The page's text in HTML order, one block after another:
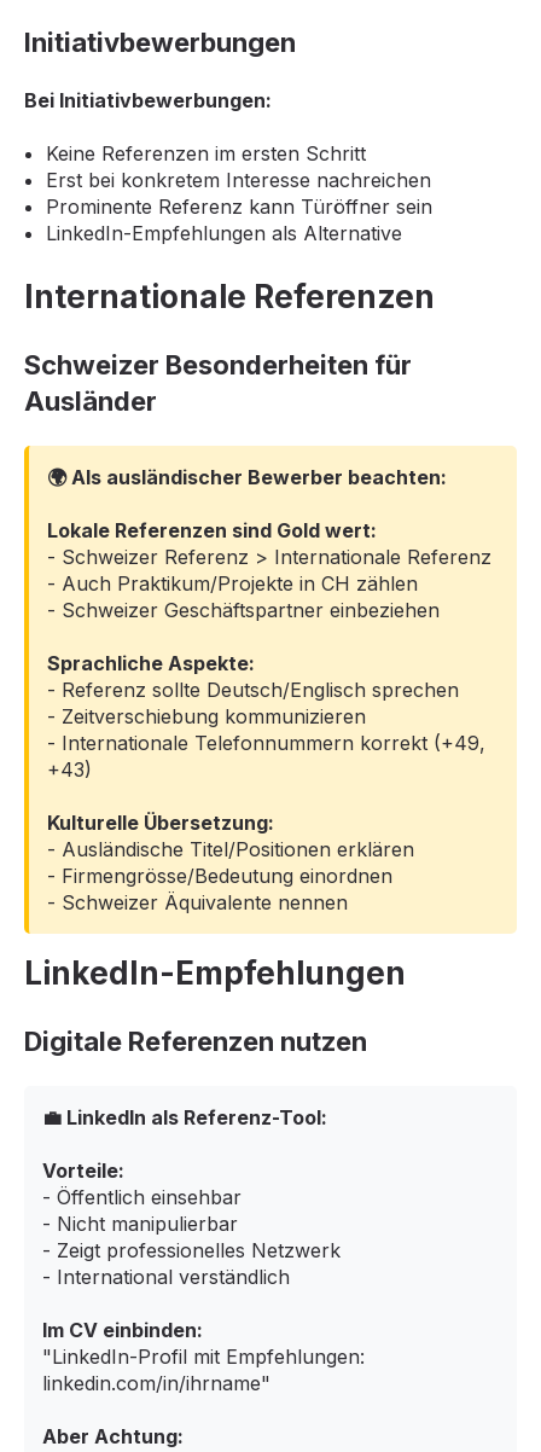
Initiativbewerbungen
Bei Initiativbewerbungen:
Keine Referenzen im ersten Schritt
Erst bei konkretem Interesse nachreichen
Prominente Referenz kann Türöffner sein
LinkedIn-Empfehlungen als Alternative
Internationale Referenzen
Schweizer Besonderheiten für
Ausländer
🌍 Als ausländischer Bewerber beachten:
Lokale Referenzen sind Gold wert:
- Schweizer Referenz > Internationale Referenz
- Auch Praktikum/Projekte in CH zählen
- Schweizer Geschäftspartner einbeziehen
Sprachliche Aspekte:
- Referenz sollte Deutsch/Englisch sprechen
- Zeitverschiebung kommunizieren
- Internationale Telefonnummern korrekt (+49,
+43)
Kulturelle Übersetzung:
- Ausländische Titel/Positionen erklären
- Firmengrösse/Bedeutung einordnen
- Schweizer Äquivalente nennen
LinkedIn-Empfehlungen
Digitale Referenzen nutzen
💼 LinkedIn als Referenz-Tool:
Vorteile:
- Öffentlich einsehbar
- Nicht manipulierbar
- Zeigt professionelles Netzwerk
- International verständlich
Im CV einbinden:
"LinkedIn-Profil mit Empfehlungen:
linkedin.com/in/ihrname"
Aber Achtung: